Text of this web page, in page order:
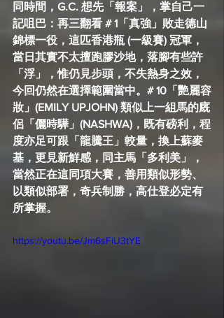
同時間，G.C. 想先「報案」，掌自己一
記咀巴：再三翻看 # 1「真強」敗走德山
錦標一役，這匹香港瓶 (一級賽) 冠軍，
當日其實不太擅跑膠沙地，落腳有些許
「浮」，惟仍見步頭，不失熱身之效，
今回仍然在選擇範圍當中。# 10「艷麗容
妝」(EMILY UPJOHN) 類似上一組馬的廐
侶「儷時驊」(NASHWA)，既有磅利，程
度亦足可跟「龍騰王」較量，換上蘇麥
基，更見新鮮感，同主馬「多利美」，
當然正在這同項大賽，善用類似形勢、
以類似部署，奇兵制勝，高仕登必定有
所掌握。
https://youtu.be/Jm6sFiU3tYE